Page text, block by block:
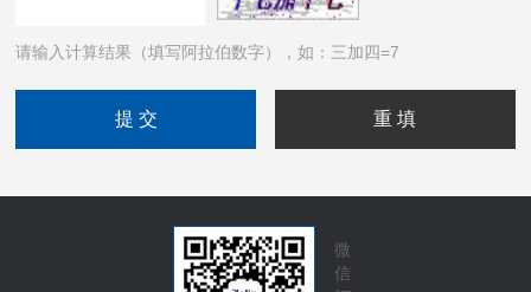
请输入计算结果（填写阿拉伯数字），如：三加四=7
微
信